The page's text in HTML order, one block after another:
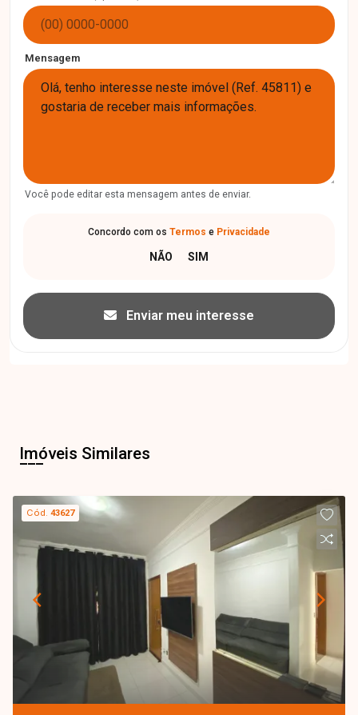
Mensagem
Você pode editar esta mensagem antes de enviar.
Concordo com os Termos e Privacidade
Enviar meu interesse
Imóveis Similares
Cód.43627